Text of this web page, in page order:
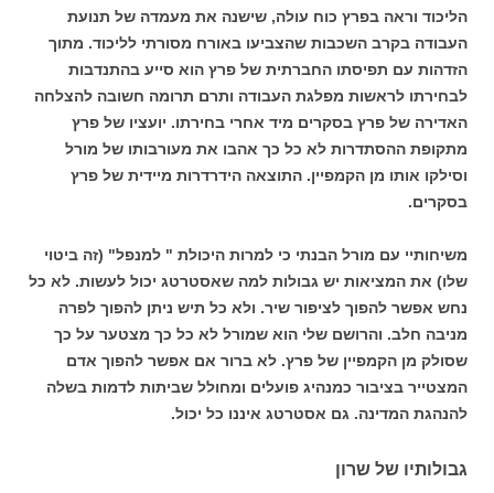
הליכוד וראה בפרץ כוח עולה, שישנה את מעמדה של תנועת
העבודה בקרב השכבות שהצביעו באורח מסורתי לליכוד. מתוך
הזדהות עם תפיסתו החברתית של פרץ הוא סייע בהתנדבות
לבחירתו לראשות מפלגת העבודה ותרם תרומה חשובה להצלחה
האדירה של פרץ בסקרים מיד אחרי בחירתו. יועציו של פרץ
מתקופת ההסתדרות לא כל כך אהבו את מעורבותו של מורל
וסילקו אותו מן הקמפיין. התוצאה הידרדרות מיידית של פרץ
בסקרים.
משיחותיי עם מורל הבנתי כי למרות היכולת " למנפל" (זה ביטוי
שלו) את המציאות יש גבולות למה שאסטרטג יכול לעשות. לא כל
נחש אפשר להפוך לציפור שיר. ולא כל תיש ניתן להפוך לפרה
מניבה חלב. והרושם שלי הוא שמורל לא כל כך מצטער על כך
שסולק מן הקמפיין של פרץ. לא ברור אם אפשר להפוך אדם
המצטייר בציבור כמנהיג פועלים ומחולל שביתות לדמות בשלה
להנהגת המדינה. גם אסטרטג איננו כל יכול.
גבולותיו של שרון